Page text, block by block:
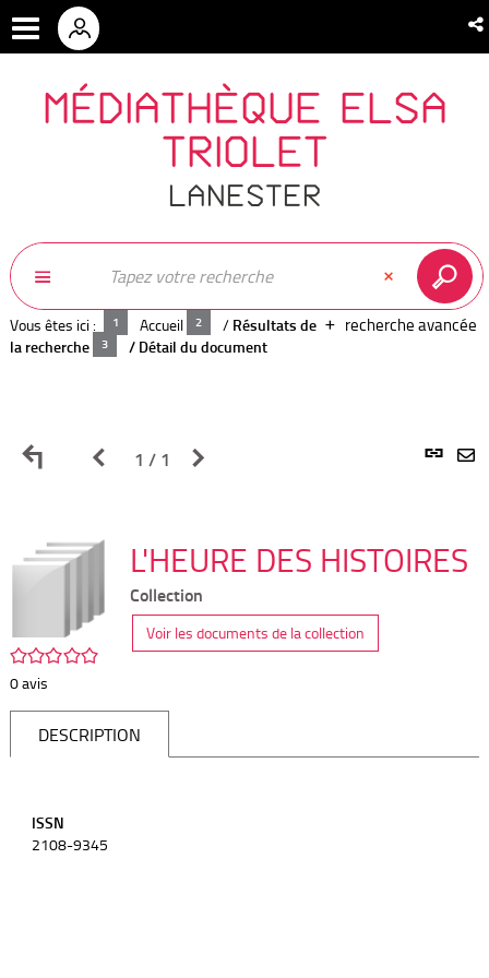
MÉDIATHÈQUE ELSA
TRIOLET
LANESTER
recherche avancée
Vous êtes ici : Accueil / Résultats de
la recherche
/ Détail du document
Retour
résultats
de
recherche
Page
des
résultats
de
recherche
1 / 1
Page
des
résultats
recherche
/5
0avis
L'HEURE DES HISTOIRES
Collection
Voir les documents de la collection
DESCRIPTION
ISSN
2108-9345